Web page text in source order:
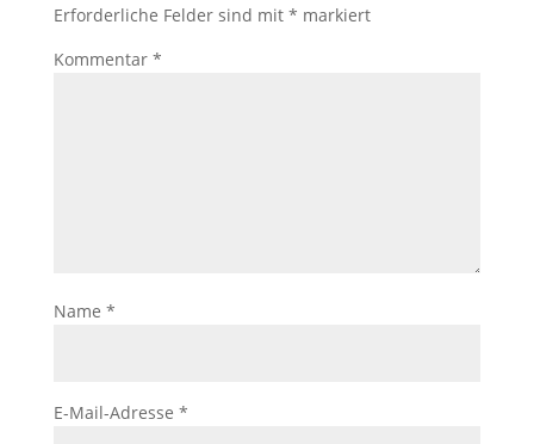
Erforderliche Felder sind mit * markiert
Kommentar *
Name *
E-Mail-Adresse *